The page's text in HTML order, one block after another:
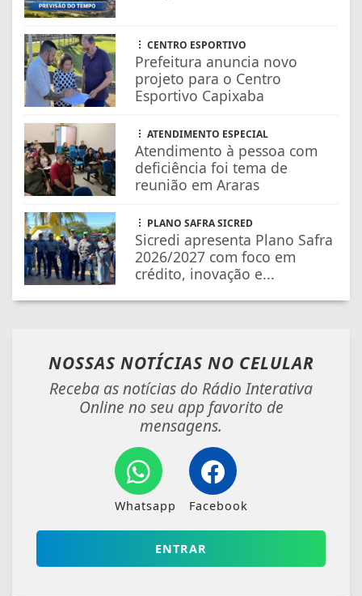
CENTRO ESPORTIVO
Prefeitura anuncia novo
projeto para o Centro
Esportivo Capixaba
ATENDIMENTO ESPECIAL
Atendimento à pessoa com
deficiência foi tema de
reunião em Araras
PLANO SAFRA SICRED
Sicredi apresenta Plano Safra
2026/2027 com foco em
crédito, inovação e...
NOSSAS NOTÍCIAS NO CELULAR
Receba as notícias do Rádio Interativa
Online no seu app favorito de
mensagens.
Whatsapp Facebook
ENTRAR